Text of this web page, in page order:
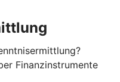
Finanzinstrumente